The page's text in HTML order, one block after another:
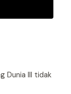
Dunia III tidak